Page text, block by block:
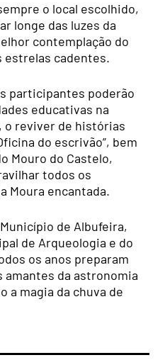
o local escolhido,
longe das luzes da
contemplação do
estrelas cadentes.
participantes poderão
educativas na
o reviver de histórias
do escrivão”, bem
Mouro do Castelo,
todos os
Moura encantada.
de Albufeira,
de Arqueologia e do
os anos preparam
amantes da astronomia
a magia da chuva de